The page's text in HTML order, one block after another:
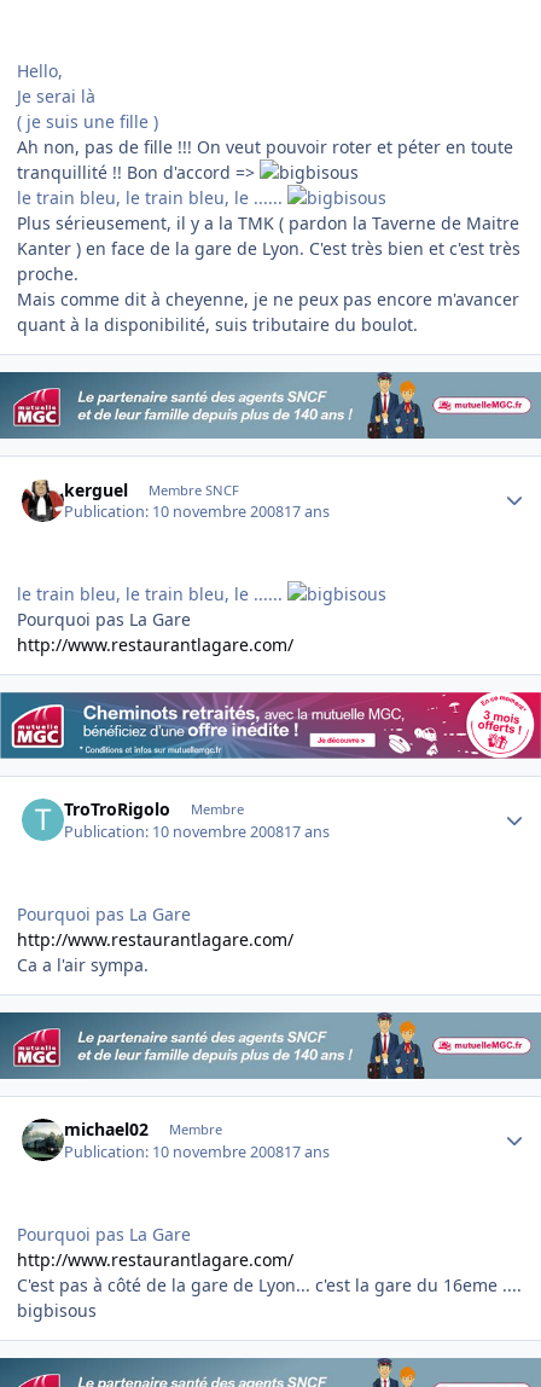
Hello,
Je serai là
( je suis une fille )
Ah non, pas de fille !!! On veut pouvoir roter et péter en toute
tranquillité !! Bon d'accord =>
le train bleu, le train bleu, le ......
Plus sérieusement, il y a la TMK ( pardon la Taverne de Maitre
Kanter ) en face de la gare de Lyon. C'est très bien et c'est très
proche.
Mais comme dit à cheyenne, je ne peux pas encore m'avancer
quant à la disponibilité, suis tributaire du boulot.
kerguel Membre SNCF
Publication: 10 novembre 200817 ans
le train bleu, le train bleu, le ......
Pourquoi pas La Gare
http://www.restaurantlagare.com/
TroTroRigolo Membre
Publication: 10 novembre 200817 ans
Pourquoi pas La Gare
http://www.restaurantlagare.com/
Ca a l'air sympa.
michael02 Membre
Publication: 10 novembre 200817 ans
Pourquoi pas La Gare
http://www.restaurantlagare.com/
C'est pas à côté de la gare de Lyon... c'est la gare du 16eme ....
bigbisous